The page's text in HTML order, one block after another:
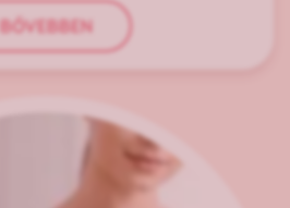
BŐVEBBEN